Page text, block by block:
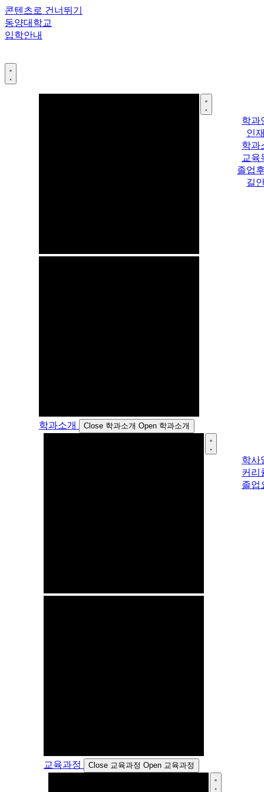
콘텐츠로 건너뛰기
동양대학교
입학안내
학과소개 Close 학과소개 Open 학과소개
학과
인
학과
교육
졸업
길
교육과정 Close 교육과정 Open 교육과정
학사
커리
졸업